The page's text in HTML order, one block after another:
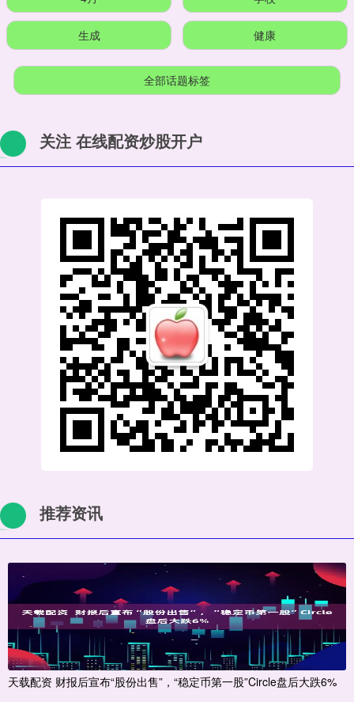
生成 健康
全部话题标签
关注 在线配资炒股开户
推荐资讯
天载配资 财报后宣布“股份出售”，“稳定币第一股”Circle盘后大跌6%